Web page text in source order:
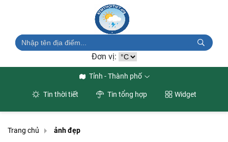
Đơn vị:
Tỉnh - Thành phố
Tin thời tiết Tin tổng hợp Widget
Trang chủ ảnh đẹp